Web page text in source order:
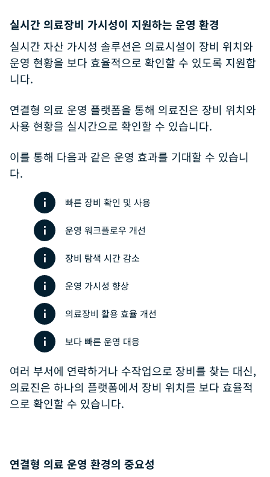
실시간 의료장비 가시성이 지원하는 운영 환경
실시간 자산 가시성 솔루션은 의료시설이 장비 위치와
운영 현황을 보다 효율적으로 확인할 수 있도록 지원합
니다.
연결형 의료 운영 플랫폼을 통해 의료진은 장비 위치와
사용 현황을 실시간으로 확인할 수 있습니다.
이를 통해 다음과 같은 운영 효과를 기대할 수 있습니
다.
빠른 장비 확인 및 사용
운영 워크플로우 개선
장비 탐색 시간 감소
운영 가시성 향상
의료장비 활용 효율 개선
보다 빠른 운영 대응
여러 부서에 연락하거나 수작업으로 장비를 찾는 대신,
의료진은 하나의 플랫폼에서 장비 위치를 보다 효율적
으로 확인할 수 있습니다.
연결형 의료 운영 환경의 중요성